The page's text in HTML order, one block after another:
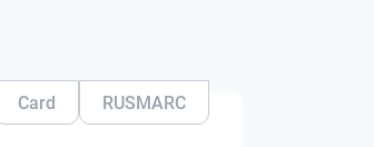
Card RUSMARC